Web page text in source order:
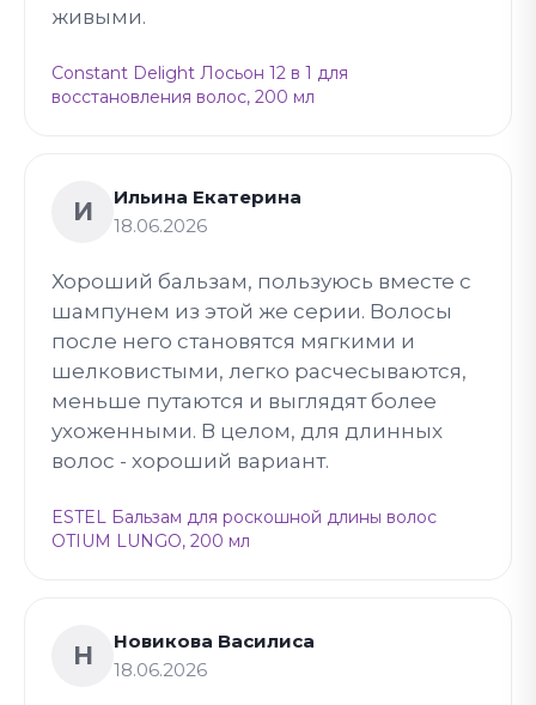
живыми.
Constant Delight Лосьон 12 в 1 для
восстановления волос, 200 мл
И
Ильина Екатерина
18.06.2026
Хороший бальзам, пользуюсь вместе с
шампунем из этой же серии. Волосы
после него становятся мягкими и
шелковистыми, легко расчесываются,
меньше путаются и выглядят более
ухоженными. В целом, для длинных
волос - хороший вариант.
ESTEL Бальзам для роскошной длины волос
OTIUM LUNGO, 200 мл
Н
Новикова Василиса
18.06.2026